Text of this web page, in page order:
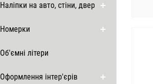
Наліпки на авто, стіни, двері
Номерки
Об'ємні літери
Оформлення інтер'єрів